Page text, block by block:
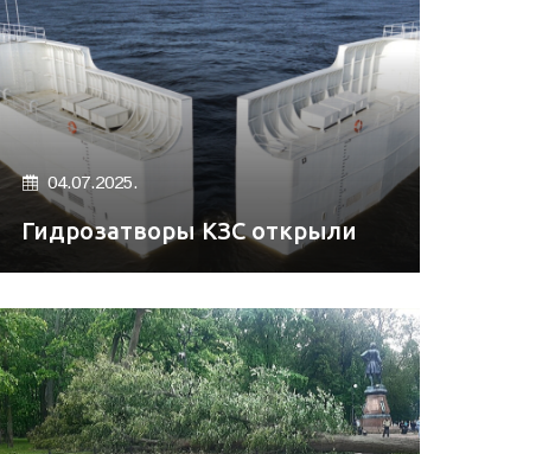
04.07.2025.
Гидрозатворы КЗС открыли